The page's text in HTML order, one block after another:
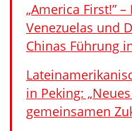
„America First!”
Venezuelas und
Chinas Führung
in Peking:
gemeinsamen